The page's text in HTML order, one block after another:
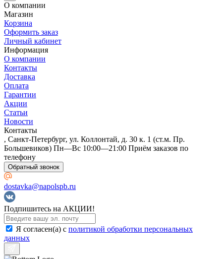
О компании
Магазин
Корзина
Оформить заказ
Личный кабинет
Информация
О компании
Контакты
Доставка
Оплата
Гарантии
Акции
Статьи
Новости
Контакты
, Санкт-Петербург, ул. Коллонтай, д. 30 к. 1 (ст.м. Пр.
Большевиков) Пн—Вс 10:00—21:00 Приём заказов по
телефону
Обратный звонок
dostavka@napolspb.ru
Подпишитесь на АКЦИИ!
Я согласен(a) с политикой обработки персональных
данных